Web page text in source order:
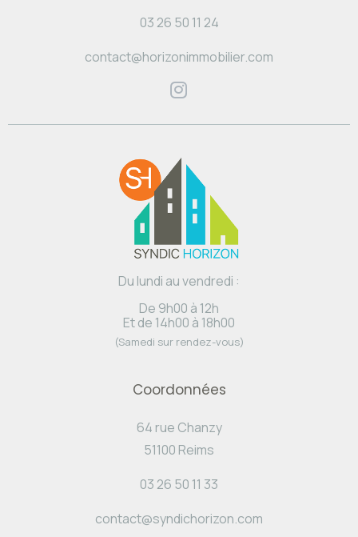
03 26 50 11 24
contact@horizonimmobilier.com
Du lundi au vendredi :
De 9h00 à 12h
Et de 14h00 à 18h00
(Samedi sur rendez-vous)
Coordonnées
64 rue Chanzy
51100 Reims
03 26 50 11 33
contact@syndichorizon.com